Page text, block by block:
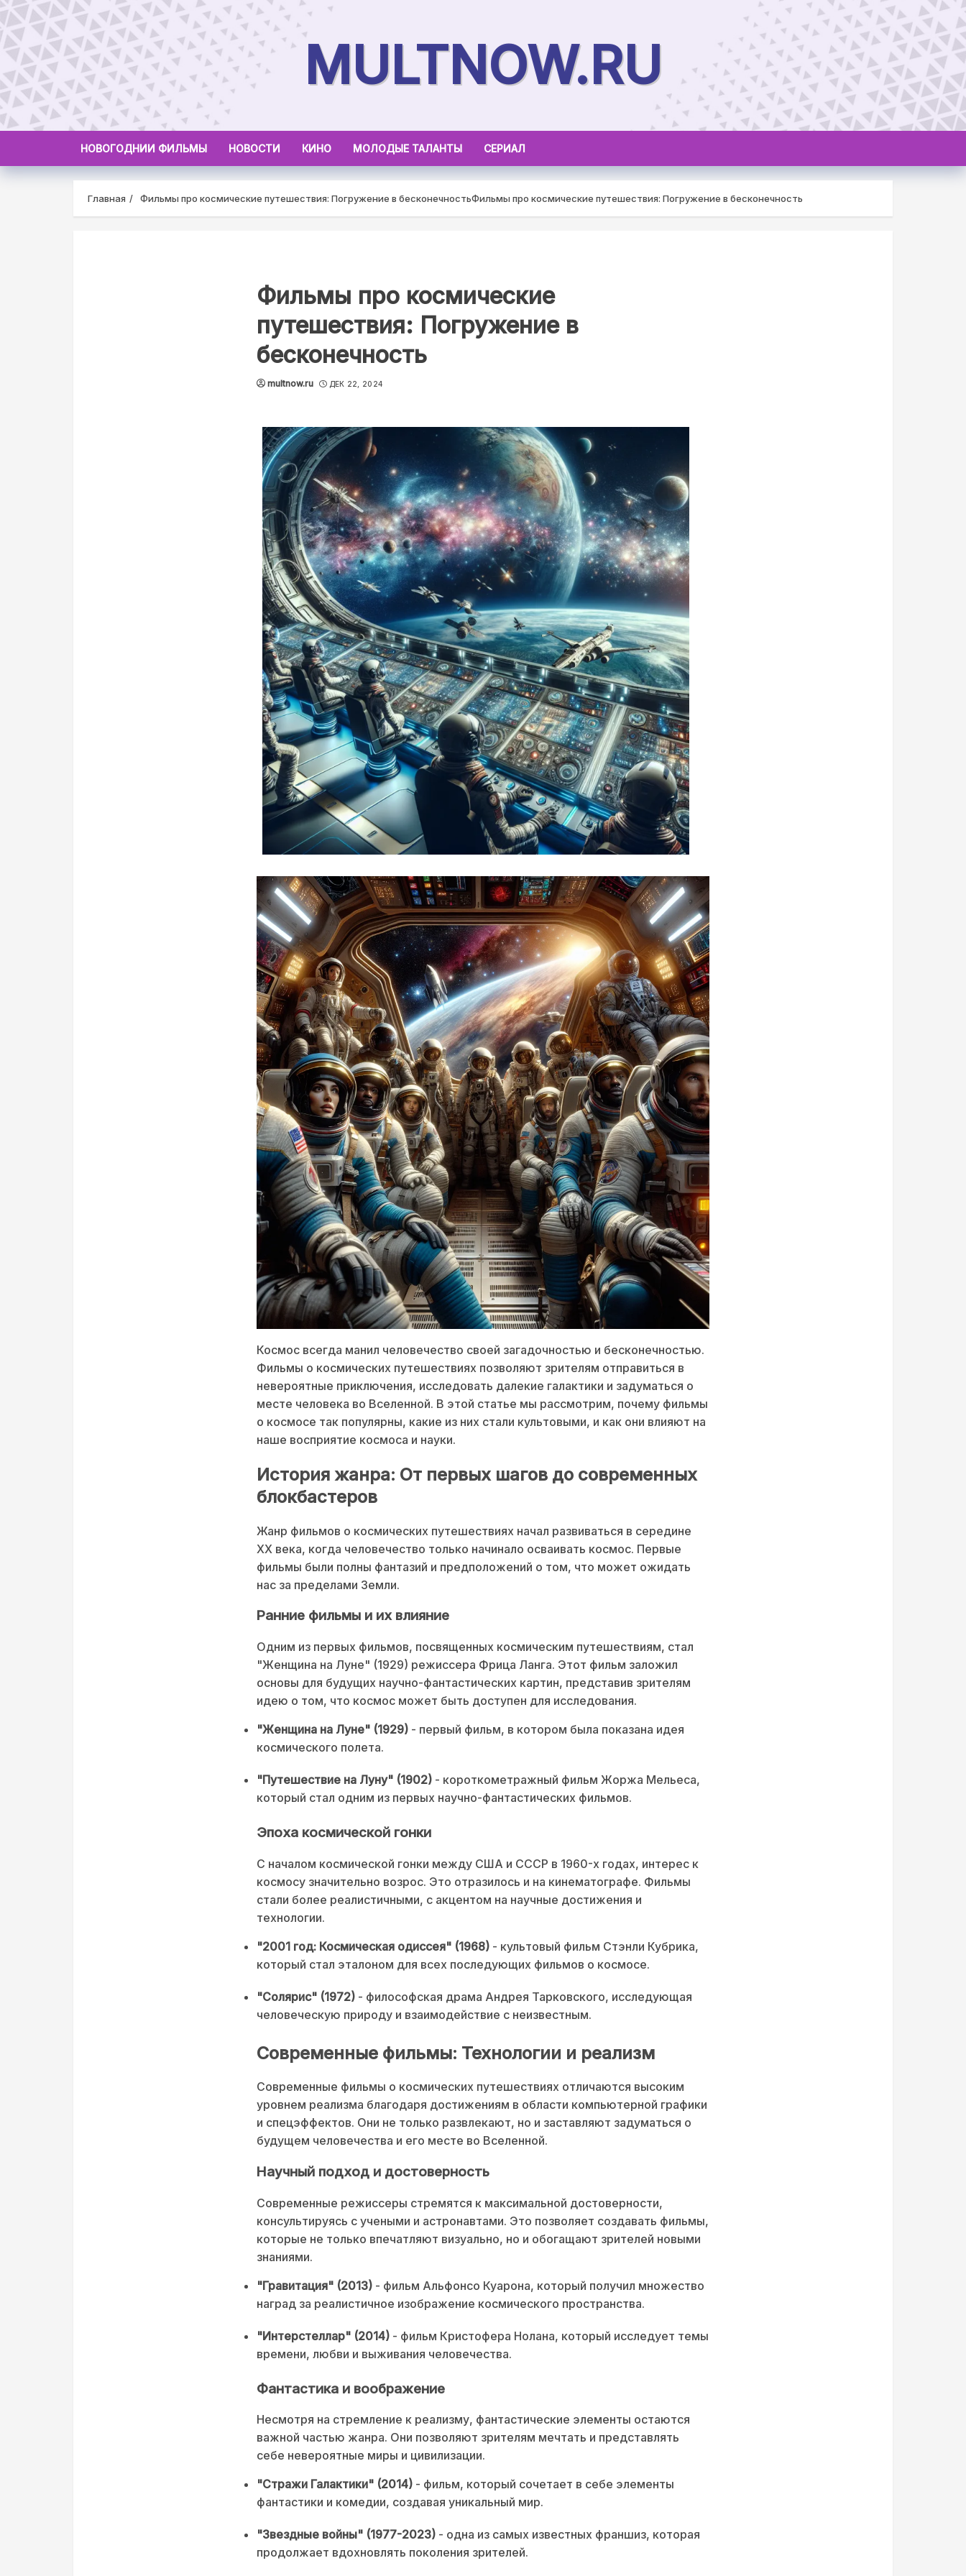
Skip
to
content
MULTNOW.RU
НОВОГОДНИИ ФИЛЬМЫ НОВОСТИ КИНО МОЛОДЫЕ ТАЛАНТЫ СЕРИАЛ
Главная Фильмы про космические путешествия: Погружение в бесконечностьФильмы про космические путешествия: Погружение в бесконечность
Фильмы про космические
путешествия: Погружение в
бесконечность
multnow.ru ДЕК 22, 2024
Космос всегда манил человечество своей загадочностью и бесконечностью.
Фильмы о космических путешествиях позволяют зрителям отправиться в
невероятные приключения, исследовать далекие галактики и задуматься о
месте человека во Вселенной. В этой статье мы рассмотрим, почему фильмы
о космосе так популярны, какие из них стали культовыми, и как они влияют на
наше восприятие космоса и науки.
История жанра: От первых шагов до современных
блокбастеров
Жанр фильмов о космических путешествиях начал развиваться в середине
XX века, когда человечество только начинало осваивать космос. Первые
фильмы были полны фантазий и предположений о том, что может ожидать
нас за пределами Земли.
Ранние фильмы и их влияние
Одним из первых фильмов, посвященных космическим путешествиям, стал
"Женщина на Луне" (1929) режиссера Фрица Ланга. Этот фильм заложил
основы для будущих научно-фантастических картин, представив зрителям
идею о том, что космос может быть доступен для исследования.
"Женщина на Луне" (1929) - первый фильм, в котором была показана идея
космического полета.
"Путешествие на Луну" (1902) - короткометражный фильм Жоржа Мельеса,
который стал одним из первых научно-фантастических фильмов.
Эпоха космической гонки
С началом космической гонки между США и СССР в 1960-х годах, интерес к
космосу значительно возрос. Это отразилось и на кинематографе. Фильмы
стали более реалистичными, с акцентом на научные достижения и
технологии.
"2001 год: Космическая одиссея" (1968) - культовый фильм Стэнли Кубрика,
который стал эталоном для всех последующих фильмов о космосе.
"Солярис" (1972) - философская драма Андрея Тарковского, исследующая
человеческую природу и взаимодействие с неизвестным.
Современные фильмы: Технологии и реализм
Современные фильмы о космических путешествиях отличаются высоким
уровнем реализма благодаря достижениям в области компьютерной графики
и спецэффектов. Они не только развлекают, но и заставляют задуматься о
будущем человечества и его месте во Вселенной.
Научный подход и достоверность
Современные режиссеры стремятся к максимальной достоверности,
консультируясь с учеными и астронавтами. Это позволяет создавать фильмы,
которые не только впечатляют визуально, но и обогащают зрителей новыми
знаниями.
"Гравитация" (2013) - фильм Альфонсо Куарона, который получил множество
наград за реалистичное изображение космического пространства.
"Интерстеллар" (2014) - фильм Кристофера Нолана, который исследует темы
времени, любви и выживания человечества.
Фантастика и воображение
Несмотря на стремление к реализму, фантастические элементы остаются
важной частью жанра. Они позволяют зрителям мечтать и представлять
себе невероятные миры и цивилизации.
"Стражи Галактики" (2014) - фильм, который сочетает в себе элементы
фантастики и комедии, создавая уникальный мир.
"Звездные войны" (1977-2023) - одна из самых известных франшиз, которая
продолжает вдохновлять поколения зрителей.